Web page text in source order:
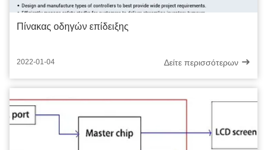
Πίνακας οδηγών επίδειξης
2022-01-04 Δείτε περισσότερων